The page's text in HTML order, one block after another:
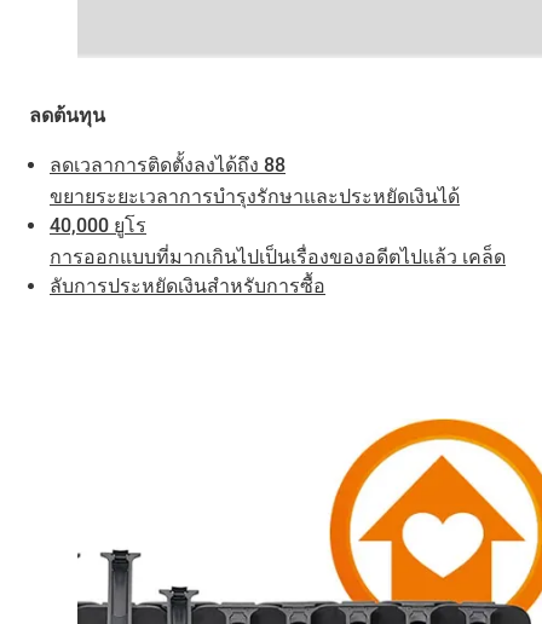
ลดต้นทุน
ลดเวลาการติดตั้งลงได้ถึง 88
ขยายระยะเวลาการบำรุงรักษาและประหยัดเงินได้
40,000 ยูโร
การออกแบบที่มากเกินไปเป็นเรื่องของอดีตไปแล้ว เคล็ด
ลับการประหยัดเงินสำหรับการซื้อ